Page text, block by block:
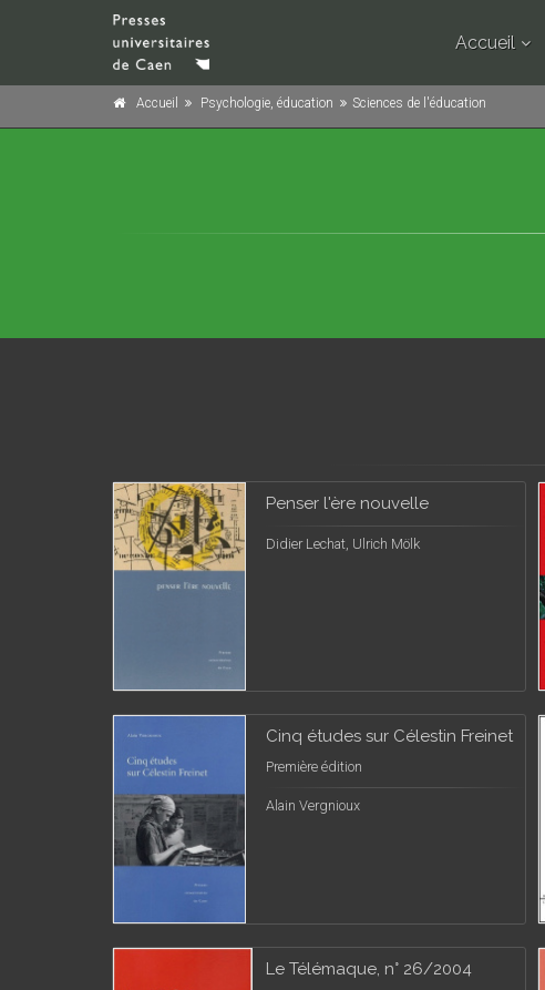
Accueil
Accueil Psychologie, éducation Sciences de l'éducation
Penser l'ère nouvelle
Didier Lechat, Ulrich Mölk
Cinq études sur Célestin Freinet
Première édition
Alain Vergnioux
Le Télémaque, n° 26/2004